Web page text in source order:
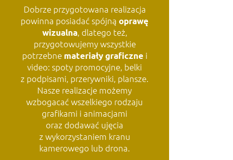
Dobrze przygotowana realizacja
powinna posiadać spójną oprawę
wizualna, dlatego też,
przygotowujemy wszystkie
potrzebne materiały graficznei
video: spoty promocyjne, belki
z podpisami, przerywniki, plansze.
Nasze realizacje możemy
wzbogacać wszelkiego rodzaju
grafikami i animacjami
oraz dodawać ujęcia
z wykorzystaniem kranu
kamerowego lub drona.